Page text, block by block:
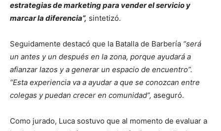
estrategias de marketing para vender el servicio y
marcar la diferencia”, sintetizó.
Seguidamente destacó que la Batalla de Barbería “será
un antes y un después en la zona, porque ayudará a
afianzar lazos y a generar un espacio de encuentro”.
“Esta experiencia va a ayudar a que se conozcan entre
colegas y puedan crecer en comunidad”, aseguró.
Como jurado, Luca sostuvo que al momento de evaluar a